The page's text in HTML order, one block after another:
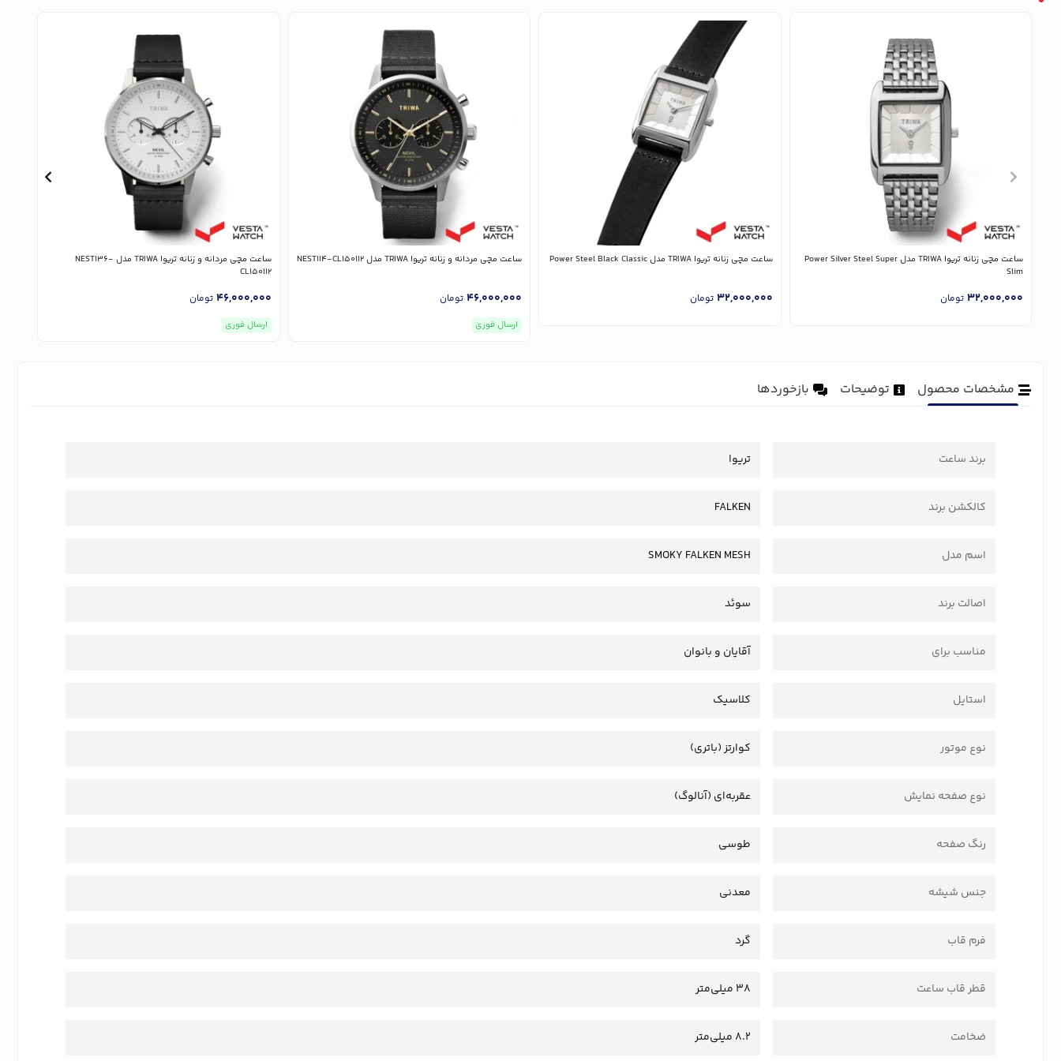
ساعت مچی زنانه تریوا TRIWA مدل Power Silver Steel Super
Slim
32,000,000 تومان
ساعت مچی زنانه تریوا TRIWA مدل Power Steel Black Classic
32,000,000 تومان
ساعت مچی مردانه و زنانه تریوا TRIWA مدل NEST114-CL150112
46,000,000 تومان
ارسال فوری
ساعت مچی مردانه و زنانه تریوا TRIWA مدل NEST136-
CL150112
46,000,000 تومان
ارسال فوری
مشخصات محصول توضیحات بازخوردها
برند ساعت تریوا
کالکشن برند FALKEN
اسم مدل SMOKY FALKEN MESH
اصالت برند سوئد
مناسب برای آقایان و بانوان
استایل کلاسیک
نوع موتور کوارتز (باتری)
نوع صفحه نمایش عقربه‌ای (آنالوگ)
رنگ صفحه طوسی
جنس شیشه معدنی
فرم قاب گرد
قطر قاب ساعت 38 میلی‌متر
ضخامت 8.2 میلی‌متر